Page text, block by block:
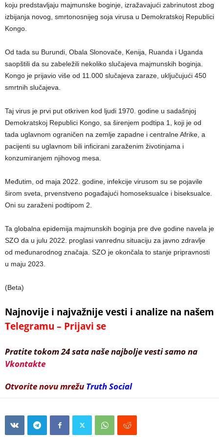
koju predstavljaju majmunske boginje, izražavajući zabrinutost zbog
izbijanja novog, smrtonosnijeg soja virusa u Demokratskoj Republici
Kongo.
Od tada su Burundi, Obala Slonovače, Kenija, Ruanda i Uganda
saopštili da su zabeležili nekoliko slučajeva majmunskih boginja.
Kongo je prijavio više od 11.000 slučajeva zaraze, uključujući 450
smrtnih slučajeva.
Taj virus je prvi put otkriven kod ljudi 1970. godine u sadašnjoj
Demokratskoj Republici Kongo, sa širenjem podtipa 1, koji je od
tada uglavnom ograničen na zemlje zapadne i centralne Afrike, a
pacijenti su uglavnom bili inficirani zaraženim životinjama i
konzumiranjem njihovog mesa.
Međutim, od maja 2022. godine, infekcije virusom su se pojavile
širom sveta, prvenstveno pogađajući homoseksualce i biseksualce.
Oni su zaraženi podtipom 2.
Ta globalna epidemija majmunskih boginja pre dve godine navela je
SZO da u julu 2022. proglasi vanrednu situaciju za javno zdravlje
od međunarodnog značaja. SZO je okončala to stanje pripravnosti
u maju 2023.
(Beta)
Najnovije i najvažnije vesti i analize na našem
Telegramu – Prijavi se
Pratite tokom 24 sata naše najbolje vesti samo na
Vkontakte
Otvorite novu mrežu Truth Social